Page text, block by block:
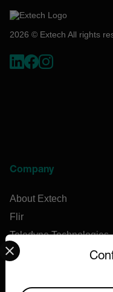
2026 © Extech All rights
Company
About Extech
Flir
Teledyne Technologies
Contact
Support Center
Select your preferred